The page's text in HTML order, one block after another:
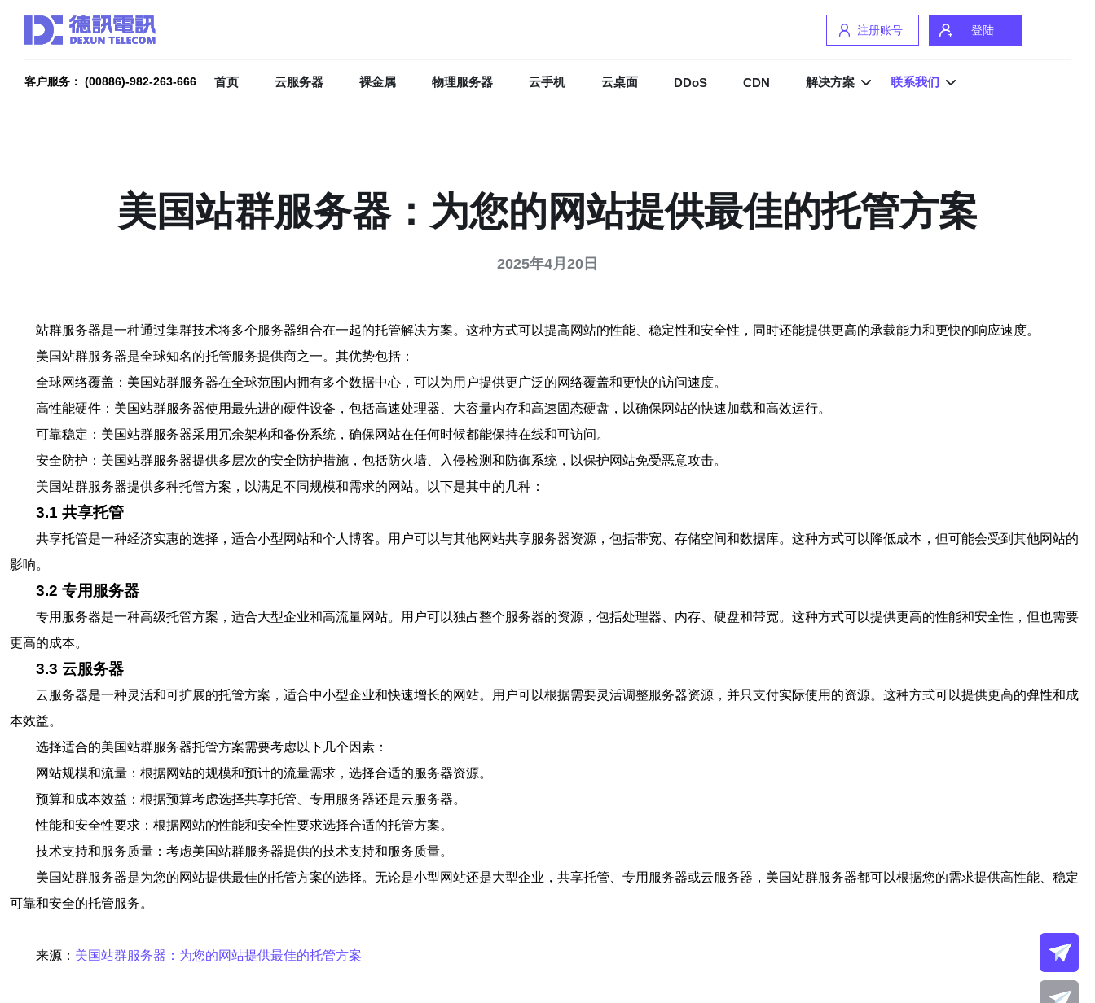
注册账号 登陆
客户服务： (00886)-982-263-666 首页 云服务器 裸金属 物理服务器 云手机 云桌面 DDoS CDN 解决方案 联系我们
美国站群服务器：为您的网站提供最佳的托管方案
2025年4月20日
站群服务器是一种通过集群技术将多个服务器组合在一起的托管解决方案。这种方式可以提高网站的性能、稳定性和安全性，同时还能提供更高的承载能力和更快的响应速度。
美国站群服务器是全球知名的托管服务提供商之一。其优势包括：
全球网络覆盖：美国站群服务器在全球范围内拥有多个数据中心，可以为用户提供更广泛的网络覆盖和更快的访问速度。
高性能硬件：美国站群服务器使用最先进的硬件设备，包括高速处理器、大容量内存和高速固态硬盘，以确保网站的快速加载和高效运行。
可靠稳定：美国站群服务器采用冗余架构和备份系统，确保网站在任何时候都能保持在线和可访问。
安全防护：美国站群服务器提供多层次的安全防护措施，包括防火墙、入侵检测和防御系统，以保护网站免受恶意攻击。
美国站群服务器提供多种托管方案，以满足不同规模和需求的网站。以下是其中的几种：
3.1 共享托管
共享托管是一种经济实惠的选择，适合小型网站和个人博客。用户可以与其他网站共享服务器资源，包括带宽、存储空间和数据库。这种方式可以降低成本，但可能会受到其他网站的
影响。
3.2 专用服务器
专用服务器是一种高级托管方案，适合大型企业和高流量网站。用户可以独占整个服务器的资源，包括处理器、内存、硬盘和带宽。这种方式可以提供更高的性能和安全性，但也需要
更高的成本。
3.3 云服务器
云服务器是一种灵活和可扩展的托管方案，适合中小型企业和快速增长的网站。用户可以根据需要灵活调整服务器资源，并只支付实际使用的资源。这种方式可以提供更高的弹性和成
本效益。
选择适合的美国站群服务器托管方案需要考虑以下几个因素：
网站规模和流量：根据网站的规模和预计的流量需求，选择合适的服务器资源。
预算和成本效益：根据预算考虑选择共享托管、专用服务器还是云服务器。
性能和安全性要求：根据网站的性能和安全性要求选择合适的托管方案。
技术支持和服务质量：考虑美国站群服务器提供的技术支持和服务质量。
美国站群服务器是为您的网站提供最佳的托管方案的选择。无论是小型网站还是大型企业，共享托管、专用服务器或云服务器，美国站群服务器都可以根据您的需求提供高性能、稳定
可靠和安全的托管服务。
来源： 美国站群服务器：为您的网站提供最佳的托管方案